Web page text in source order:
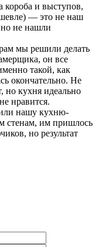
короба и выступов,
— это не наш
не нашли
мы решили делать
он все
такой, как
окончательно. Не
но кухня идеально
нравится.
нашу кухню-
стенам, им пришлось
но результат